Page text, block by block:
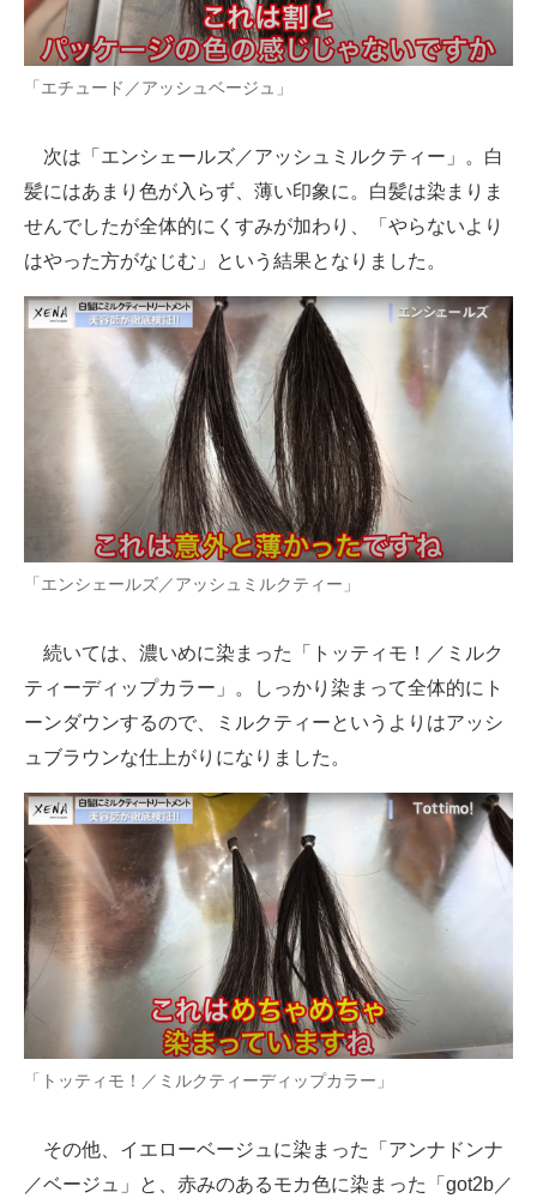
「エチュード／アッシュベージュ」
次は「エンシェールズ／アッシュミルクティー」。白
髪にはあまり色が入らず、薄い印象に。白髪は染まりま
せんでしたが全体的にくすみが加わり、「やらないより
はやった方がなじむ」という結果となりました。
「エンシェールズ／アッシュミルクティー」
続いては、濃いめに染まった「トッティモ！／ミルク
ティーディップカラー」。しっかり染まって全体的にト
ーンダウンするので、ミルクティーというよりはアッシ
ュブラウンな仕上がりになりました。
「トッティモ！／ミルクティーディップカラー」
その他、イエローベージュに染まった「アンナドンナ
／ベージュ」と、赤みのあるモカ色に染まった「got2b／